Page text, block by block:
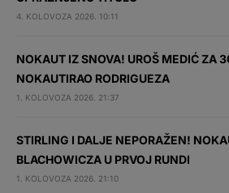
4. KOLOVOZA 2026. 10:11
NOKAUT IZ SNOVA! UROŠ MEDIĆ ZA
NOKAUTIRAO RODRIGUEZA
1. KOLOVOZA 2026. 21:37
STIRLING I DALJE NEPORAŽEN!
BLACHOWICZA U PRVOJ RUNDI
1. KOLOVOZA 2026. 21:10